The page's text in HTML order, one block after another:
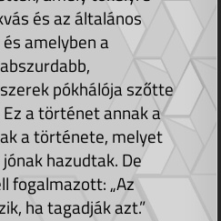
és az általános
amelyben a
pókhálója szőtte
a történet annak a
a története, melyet
hazudtak. De
fogalmazott: „Az
ha tagadják azt.”